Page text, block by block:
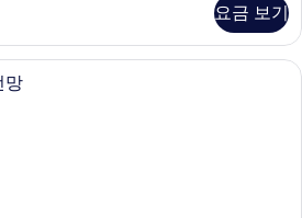
요금 보기
룸, 더블침대 2개, 정원 전망 | 객실에서
망